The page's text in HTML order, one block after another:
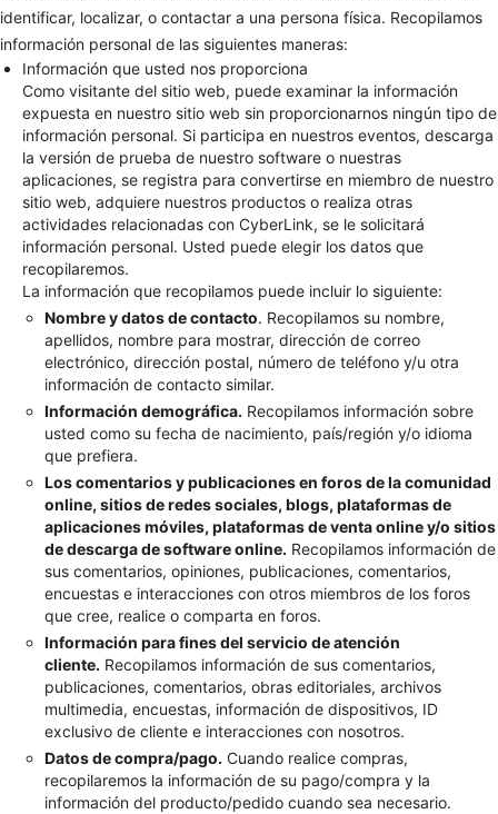
identificar, localizar, o contactar a una persona física. Recopilamos
información personal de las siguientes maneras:
Información que usted nos proporciona
Como visitante del sitio web, puede examinar la información
expuesta en nuestro sitio web sin proporcionarnos ningún tipo de
información personal. Si participa en nuestros eventos, descarga
la versión de prueba de nuestro software o nuestras
aplicaciones, se registra para convertirse en miembro de nuestro
sitio web, adquiere nuestros productos o realiza otras
actividades relacionadas con CyberLink, se le solicitará
información personal. Usted puede elegir los datos que
recopilaremos.
La información que recopilamos puede incluir lo siguiente:
Nombre y datos de contacto. Recopilamos su nombre,
apellidos, nombre para mostrar, dirección de correo
electrónico, dirección postal, número de teléfono y/u otra
información de contacto similar.
Información demográfica. Recopilamos información sobre
usted como su fecha de nacimiento, país/región y/o idioma
que prefiera.
Los comentarios y publicaciones en foros de la comunidad
online, sitios de redes sociales, blogs, plataformas de
aplicaciones móviles, plataformas de venta online y/o sitios
de descarga de software online. Recopilamos información de
sus comentarios, opiniones, publicaciones, comentarios,
encuestas e interacciones con otros miembros de los foros
que cree, realice o comparta en foros.
Información para fines del servicio de atención
cliente. Recopilamos información de sus comentarios,
publicaciones, comentarios, obras editoriales, archivos
multimedia, encuestas, información de dispositivos, ID
exclusivo de cliente e interacciones con nosotros.
Datos de compra/pago. Cuando realice compras,
recopilaremos la información de su pago/compra y la
información del producto/pedido cuando sea necesario.